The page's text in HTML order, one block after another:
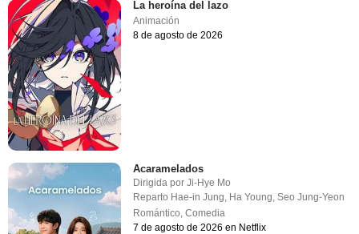
La heroína del lazo
Animación
8 de agosto de 2026
Acaramelados
Dirigida porJi-Hye Mo
Reparto Hae-in Jung Ha Young ,Seo Jung-Yeon
Romántico ,Comedia
7 de agosto de 2026 en Netflix